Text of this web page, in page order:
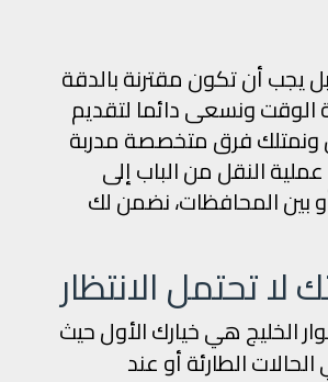
يجب أن تكون مقترنة بالدقة
الوقت ونسعى دائما لتقديم
فرق متخصصة مدربة
النقل من الباب إلى
المحافظات، نضمن لك
تحتمل الانتظار
الخليج هي خيارك الأول حيث
الطارئة أو عند